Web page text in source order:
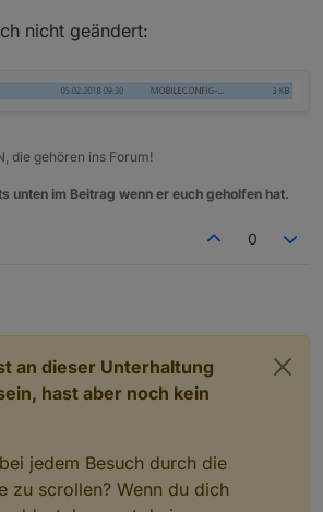
nicht geändert:
die gehören ins Forum!
unten im Beitrag wenn er euch geholfen hat.
0
an dieser Unterhaltung
hast aber noch kein
jedem Besuch durch die
zu scrollen? Wenn du dich